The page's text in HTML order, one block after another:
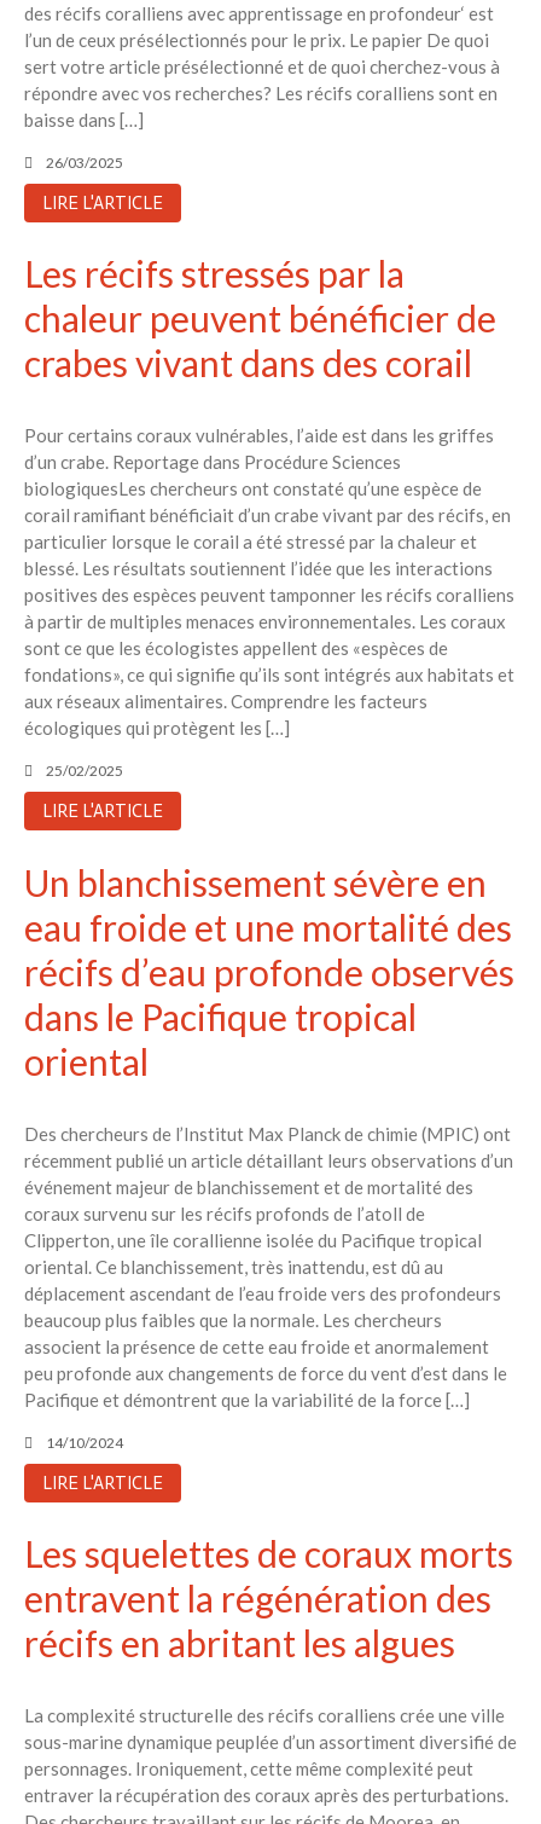
des récifs coralliens avec apprentissage en profondeur‘ est
l’un de ceux présélectionnés pour le prix. Le papier De quoi
sert votre article présélectionné et de quoi cherchez-vous à
répondre avec vos recherches? Les récifs coralliens sont en
baisse dans […]
26/03/2025
LIRE L'ARTICLE
Les récifs stressés par la
chaleur peuvent bénéficier de
crabes vivant dans des corail
Pour certains coraux vulnérables, l’aide est dans les griffes
d’un crabe. Reportage dans Procédure Sciences
biologiquesLes chercheurs ont constaté qu’une espèce de
corail ramifiant bénéficiait d’un crabe vivant par des récifs, en
particulier lorsque le corail a été stressé par la chaleur et
blessé. Les résultats soutiennent l’idée que les interactions
positives des espèces peuvent tamponner les récifs coralliens
à partir de multiples menaces environnementales. Les coraux
sont ce que les écologistes appellent des «espèces de
fondations», ce qui signifie qu’ils sont intégrés aux habitats et
aux réseaux alimentaires. Comprendre les facteurs
écologiques qui protègent les […]
25/02/2025
LIRE L'ARTICLE
Un blanchissement sévère en
eau froide et une mortalité des
récifs d’eau profonde observés
dans le Pacifique tropical
oriental
Des chercheurs de l’Institut Max Planck de chimie (MPIC) ont
récemment publié un article détaillant leurs observations d’un
événement majeur de blanchissement et de mortalité des
coraux survenu sur les récifs profonds de l’atoll de
Clipperton, une île corallienne isolée du Pacifique tropical
oriental. Ce blanchissement, très inattendu, est dû au
déplacement ascendant de l’eau froide vers des profondeurs
beaucoup plus faibles que la normale. Les chercheurs
associent la présence de cette eau froide et anormalement
peu profonde aux changements de force du vent d’est dans le
Pacifique et démontrent que la variabilité de la force […]
14/10/2024
LIRE L'ARTICLE
Les squelettes de coraux morts
entravent la régénération des
récifs en abritant les algues
La complexité structurelle des récifs coralliens crée une ville
sous-marine dynamique peuplée d’un assortiment diversifié de
personnages. Ironiquement, cette même complexité peut
entraver la récupération des coraux après des perturbations.